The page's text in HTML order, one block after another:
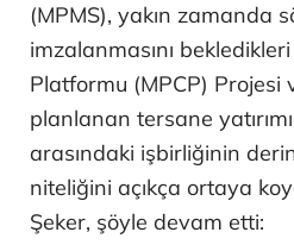
(MPMS), yakın zamanda
imzalanmasını
Platformu (MPCP) Projesi
planlanan tersane
arasındaki işbirliğinin
niteliğini açıkça ortaya
Şeker, şöyle devam etti: